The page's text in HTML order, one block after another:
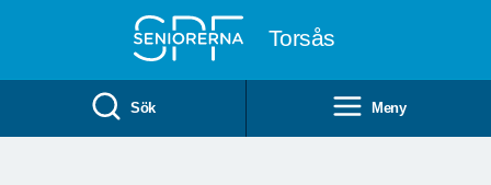
Torsås
Sök Meny